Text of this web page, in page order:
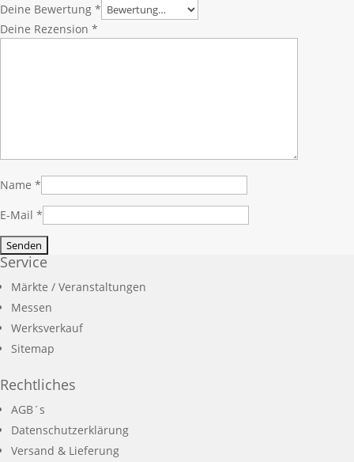
Deine Bewertung *
Deine Rezension *
Name *
E-Mail *
Service
Märkte / Veranstaltungen
Messen
Werksverkauf
Sitemap
Rechtliches
AGB´s
Datenschutzerklärung
Versand & Lieferung